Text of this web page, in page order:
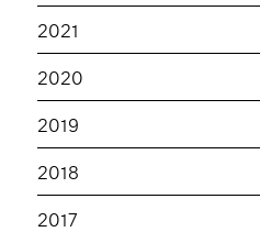
2021
2020
2019
2018
2017